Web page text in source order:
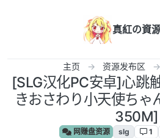
真紅の資
主页 资源发布区
[SLG汉化PC安卓]心跳
きおさわり小天使ちゃ
350M]
网赚盘资源 slg 1